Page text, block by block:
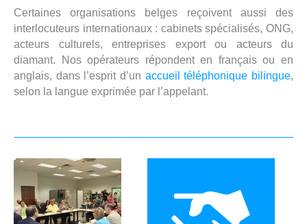
Certaines organisations belges reçoivent aussi des
interlocuteurs internationaux : cabinets spécialisés, ONG,
acteurs culturels, entreprises export ou acteurs du
diamant. Nos opérateurs répondent en français ou en
anglais, dans l’esprit d’un accueil téléphonique bilingue,
selon la langue exprimée par l’appelant.